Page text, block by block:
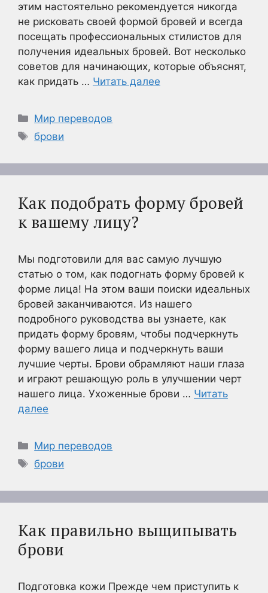
этим настоятельно рекомендуется никогда
не рисковать своей формой бровей и всегда
посещать профессиональных стилистов для
получения идеальных бровей. Вот несколько
советов для начинающих, которые объяснят,
как придать … Читать далее
Рубрики
Мир переводов
Метки
брови
Как подобрать форму бровей
к вашему лицу?
Мы подготовили для вас самую лучшую
статью о том, как подогнать форму бровей к
форме лица! На этом ваши поиски идеальных
бровей заканчиваются. Из нашего
подробного руководства вы узнаете, как
придать форму бровям, чтобы подчеркнуть
форму вашего лица и подчеркнуть ваши
лучшие черты. Брови обрамляют наши глаза
и играют решающую роль в улучшении черт
нашего лица. Ухоженные брови … Читать
далее
Рубрики
Мир переводов
Метки
брови
Как правильно выщипывать
брови
Подготовка кожи Прежде чем приступить к